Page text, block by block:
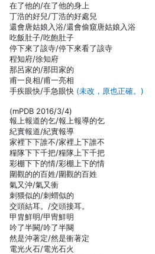
在了他的/在了他的身上
丁浩的好兒/丁浩的好處兒
還會唐姑娘入浴/還會偷窺唐姑娘入浴
吃飯肚子/吃飽肚子
停下來了該寺/停下來看了該寺
程知府/徐知府
那呂家的/那田家的
甫一良相/甫一亮相
手疾眼快/手急眼快 (未改，原也正確。)
(mPDB 2016/3/4)
報上報道的乞/報上報導的乞
紀實報道/紀實報導
家裡下下誰不/家裡上下誰不
糧隊下下千把/糧隊上下千把
彩棚下下的情/彩棚上下的情
圍觀的的百姓/圍觀的百姓
氣又沖/氣又衝
刺猥似的/刺蝟似的
交頭結耳。/交頭接耳。
甲胄鮮明/甲冑鮮明
吟了半闕/吟了半闋
然是沖著定/然是衝著定
電光火石/電光石火